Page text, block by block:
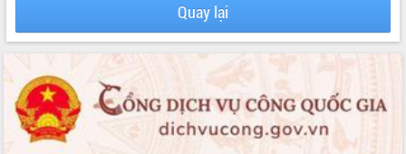
THÔNG TIN CHỈ ĐẠO ĐIỀU HÀNH
VĂN BẢN HĐND TỈNH
ĐIỂM TIN VĂN BẢN
Quay lại